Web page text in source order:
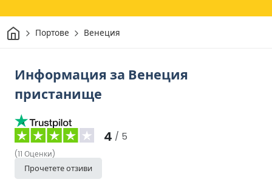
Начало
Портове Венеция
Информация за Венеция
пристанище
4 / 5
(11 Оценки)
Прочетете отзиви